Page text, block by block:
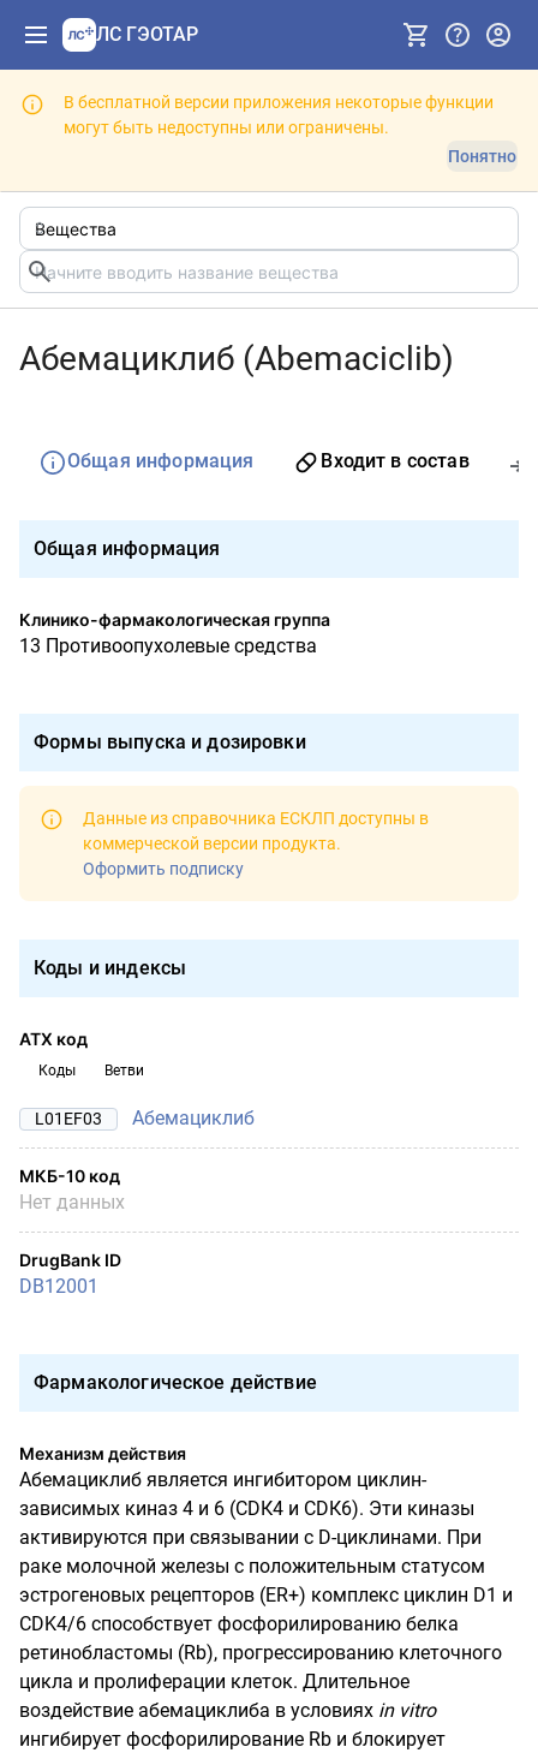
ЛС ГЭОТАР
В бесплатной версии приложения некоторые функции
могут быть недоступны или ограничены.
Понятно
Абемациклиб (Abemaciclib)
Общая информация Входит в состав
Общая информация
Клинико-фармакологическая группа
13 Противоопухолевые средства
Формы выпуска и дозировки
Данные из справочника ЕСКЛП доступны в
коммерческой версии продукта.
Оформить подписку
Коды и индексы
АТХ код
Коды Ветви
L01EF03 Абемациклиб
МКБ-10 код
Нет данных
DrugBank ID
DB12001
Фармакологическое действие
Механизм действия
Абемациклиб является ингибитором циклин-
зависимых киназ 4 и 6 (CDК4 и CDК6). Эти киназы
активируются при связывании с D-циклинами. При
раке молочной железы с положительным статусом
эстрогеновых рецепторов (ER+) комплекс циклин D1 и
CDK4/6 способствует фосфорилированию белка
ретинобластомы (Rb), прогрессированию клеточного
цикла и пролиферации клеток. Длительное
воздействие абемациклиба в условиях in vitro
ингибирует фосфорилирование Rb и блокирует